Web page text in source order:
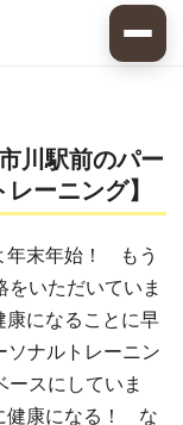
川駅前のパー
ーニング】
末年始！ もう
いただいていま
になることに早
ナルトレーニン
スにしていま
健康になる！ な